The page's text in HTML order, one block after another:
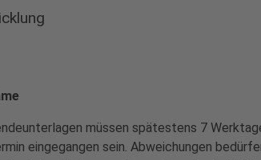
müssen spätestens 7
eingegangen sein. Abweichungen